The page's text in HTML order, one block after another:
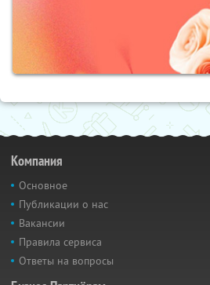
Компания
Основное
Публикации о нас
Вакансии
Правила сервиса
Ответы на вопросы